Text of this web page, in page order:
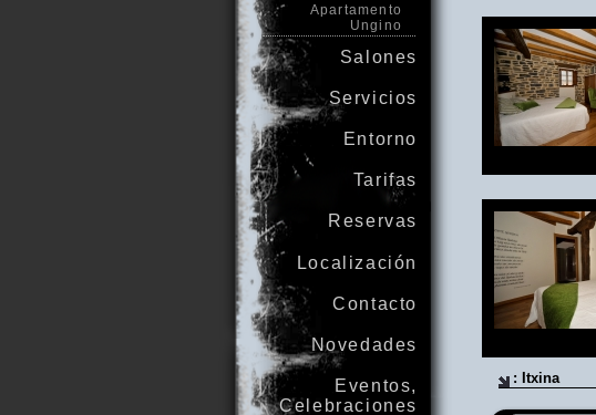
: Itxina
Apartamento
Ungino
Salones
Servicios
Entorno
Tarifas
Reservas
Localización
Contacto
Novedades
Eventos,
Celebraciones